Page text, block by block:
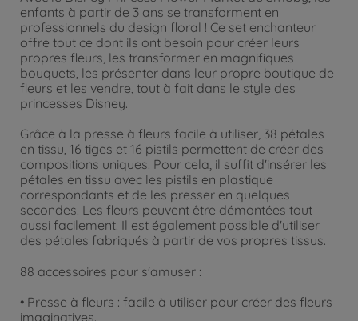
enfants à partir de 3 ans se transforment en
professionnels du design floral ! Ce set enchanteur
offre tout ce dont ils ont besoin pour créer leurs
propres fleurs, les transformer en magnifiques
bouquets, les présenter dans leur propre boutique de
fleurs et les vendre, tout à fait dans le style des
princesses Disney.
Grâce à la presse à fleurs facile à utiliser, 38 pétales
en tissu, 16 tiges et 16 pistils permettent de créer des
compositions uniques. Pour cela, il suffit d'insérer les
pétales en tissu avec les pistils en plastique
correspondants et de les presser en quelques
secondes. Les fleurs peuvent être démontées tout
aussi facilement. Il est également possible d'utiliser
des pétales fabriqués à partir de vos propres tissus.
88 accessoires pour s'amuser :
• Presse à fleurs : facile à utiliser pour créer des fleurs
imaginatives.